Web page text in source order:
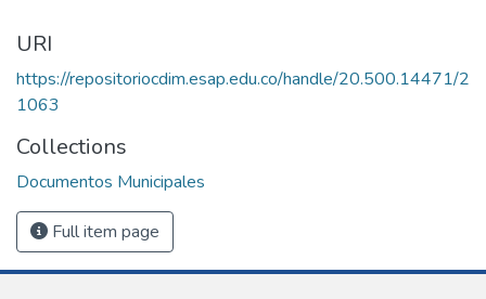
URI
https://repositoriocdim.esap.edu.co/handle/20.500.14471/2
1063
Collections
Documentos Municipales
Full item page